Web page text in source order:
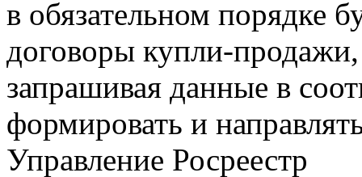
в обязательном порядке
договоры купли-
запрашивая данные в
формировать и
Управление Росреестр